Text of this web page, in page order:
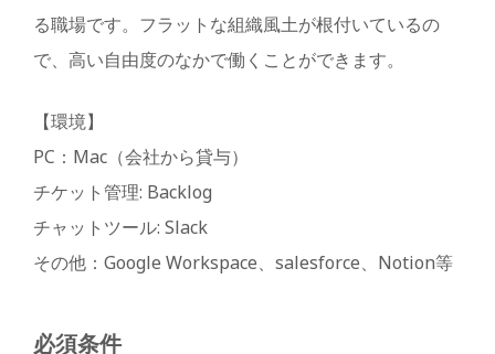
る職場です。フラットな組織風土が根付いているの
で、高い自由度のなかで働くことができます。
【環境】
PC：Mac（会社から貸与）
チケット管理: Backlog
チャットツール: Slack
その他：Google Workspace、salesforce、Notion等
必須条件